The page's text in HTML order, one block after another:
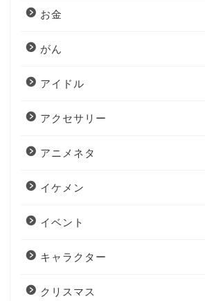
お金
がん
アイドル
アクセサリー
アニメネタ
イケメン
イベント
キャラクター
クリスマス